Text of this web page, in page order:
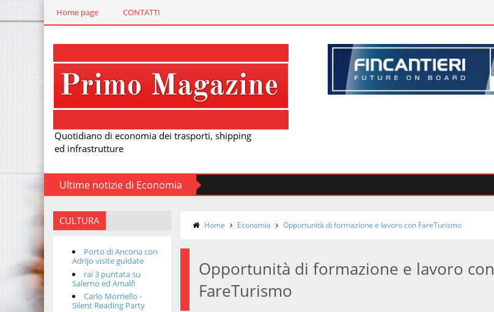
Home page CONTATTI
Quotidiano di economia dei trasporti, shipping
ed infrastrutture
Ultime notizie di Economia
CULTURA
Porto di Ancona con
Adrijo visite guidate
rai 3 puntata su
Salerno ed Amalfi
Carlo Morriello -
Silent Reading Party
Home Economia Opportunità di formazione e lavoro con FareTurismo
Opportunità di formazione e lavoro con
FareTurismo